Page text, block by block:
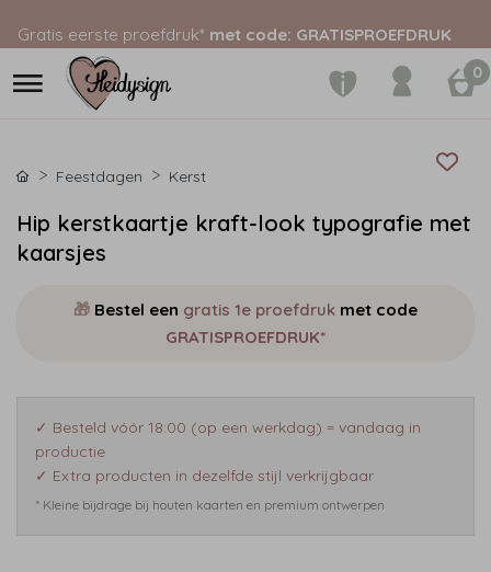
Gratis eerste proefdruk* met code: GRATISPROEFDRUK
0
Feestdagen Kerst
Hip kerstkaartje kraft-look typografie met
kaarsjes
🎁 Bestel een gratis 1e proefdruk met code
GRATISPROEFDRUK*
✓ Besteld vóór 18:00 (op een werkdag) = vandaag in
productie
✓ Extra producten in dezelfde stijl verkrijgbaar
* Kleine bijdrage bij houten kaarten en premium ontwerpen